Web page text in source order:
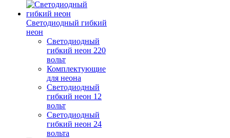
Светодиодный гибкий
неон
Светодиодный
гибкий неон 220
вольт
Комплектующие
для неона
Светодиодный
гибкий неон 12
вольт
Светодиодный
гибкий неон 24
вольта